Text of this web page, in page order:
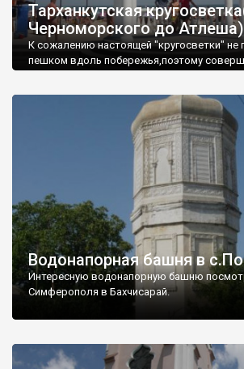
Тарханкутская
Черноморского до Атлеша)
К сожалению настоящей "кругосветки" не
пешком вдоль побережья,поэтому
Водонапорная башня в
Интересную водонапорную башню
Симферополя в Бахчисарай.